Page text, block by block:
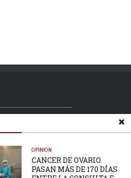
OPINIÓN
CANCER DE OVARIO.
PASAN MÁS DE 170 DÍAS
Martillero Público
Editor de
y Productor